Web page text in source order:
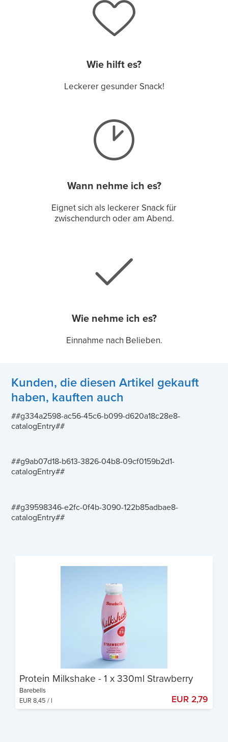
Wie hilft es?
Leckerer gesunder Snack!
Wann nehme ich es?
Eignet sich als leckerer Snack für
zwischendurch oder am Abend.
Wie nehme ich es?
Einnahme nach Belieben.
Kunden, die diesen Artikel gekauft
haben, kauften auch
##g334a2598-ac56-45c6-b099-d620a18c28e8-
catalogEntry##
##g9ab07d18-b613-3826-04b8-09cf0159b2d1-
catalogEntry##
##g39598346-e2fc-0f4b-3090-122b85adbae8-
catalogEntry##
Protein Milkshake - 1 x 330ml Strawberry
Barebells
EUR 8,45 / l
EUR 2,79